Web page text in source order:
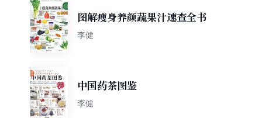
图解瘦身养颜蔬果汁速查全书
李健
中国药茶图鉴
李健